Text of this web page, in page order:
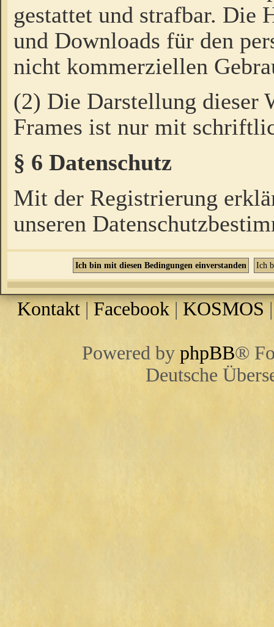
gestattet und strafbar. Die
und Downloads für den
nicht kommerziellen
(2) Die Darstellung dieser
Frames ist nur mit
§ 6 Datenschutz
Mit der Registrierung
unseren
Kontakt |Facebook | KOSMOS
Powered by phpBB®
Deutsche